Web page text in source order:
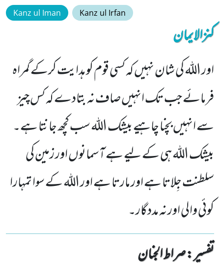
Kanz ul Iman Kanz ul Irfan
کنزالایمان
اور اللہ کی شان نہیں کہ کسی قوم کو ہدایت کرکے گمراہ
فرمائے جب تک انہیں صاف نہ بتادے کہ کس چیز
سے انہیں بچنا چاہیے بیشک اللہ سب کچھ جانتا ہے۔
بیشک اللہ ہی کے لیے ہے آسمانوں اور زمین کی
سلطنت جِلاتا ہے اور مارتا ہے اور اللہ کے سوا تمہارا
کوئی والی اور نہ مددگار۔
تفسیر : ‎صراط الجنان